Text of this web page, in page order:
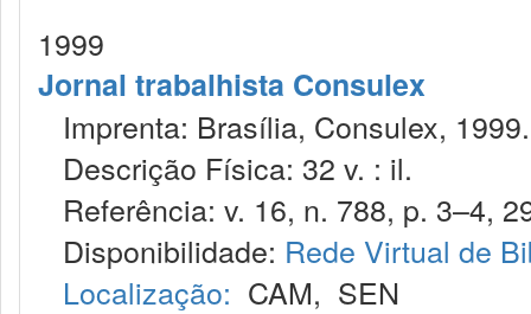
1999
Jornal trabalhista Consulex
Imprenta: Brasília, Consulex, 1999.
Descrição Física: 32 v. : il.
Referência: v. 16, n. 788, p. 3–4,
Disponibilidade: Rede Virtual de
Localização: CAM, SEN